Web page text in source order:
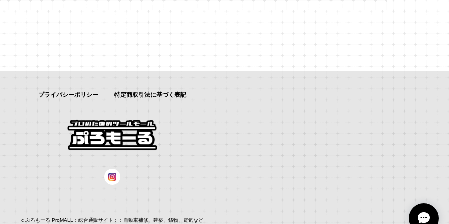
プライバシーポリシー 特定商取引法に基づく表記
c ぷろもーる ProMALL：総合通販サイト：：自動車補修、建築、鋳物、電気など